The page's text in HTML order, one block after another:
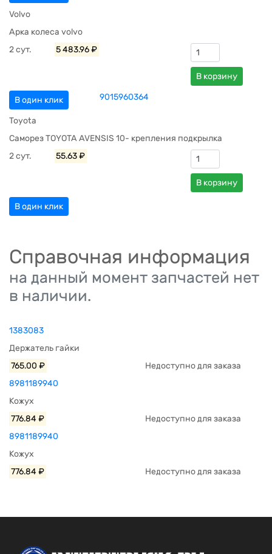
Volvo
Арка колеса volvo
2 сут.
5 483.96 ₽
В корзину
В один клик 9015960364
Toyota
Саморез TOYOTA AVENSIS 10- крепления подкрылка
2 сут.
55.63 ₽
В корзину
В один клик
Справочная информация
на данный момент запчастей нет
в наличии.
1383083
Держатель гайки
765.00 ₽
Недоступно для заказа
8981189940
Кожух
776.84 ₽
Недоступно для заказа
8981189940
Кожух
776.84 ₽
Недоступно для заказа